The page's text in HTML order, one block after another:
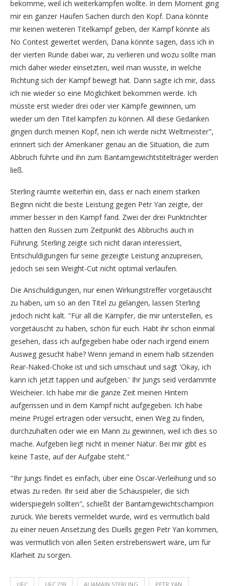
bekomme, weil ich weiterkämpfen wollte. In dem Moment ging
mir ein ganzer Haufen Sachen durch den Kopf. Dana könnte
mir keinen weiteren Titelkampf geben, der Kampf könnte als
No Contest gewertet werden, Dana könnte sagen, dass ich in
der vierten Runde dabei war, zu verlieren und wozu sollte man
mich daher wieder einsetzten, weil man wusste, in welche
Richtung sich der Kampf bewegt hat. Dann sagte ich mir, dass
ich nie wieder so eine Möglichkeit bekommen werde. Ich
müsste erst wieder drei oder vier Kämpfe gewinnen, um
wieder um den Titel kämpfen zu können. All diese Gedanken
gingen durch meinen Kopf, nein ich werde nicht Weltmeister",
erinnert sich der Amerikaner genau an die Situation, die zum
Abbruch führte und ihn zum Bantamgewichtstitelträger werden
ließ.
Sterling räumte weiterhin ein, dass er nach einem starken
Beginn nicht die beste Leistung gegen Petr Yan zeigte, der
immer besser in den Kampf fand. Zwei der drei Punktrichter
hatten den Russen zum Zeitpunkt des Abbruchs auch in
Führung. Sterling zeigte sich nicht daran interessiert,
Entschuldigungen für seine gezeigte Leistung anzupreisen,
jedoch sei sein Weight-Cut nicht optimal verlaufen.
Die Anschuldigungen, nur einen Wirkungstreffer vorgetäuscht
zu haben, um so an den Titel zu gelangen, lassen Sterling
jedoch nicht kalt. "Für all die Kämpfer, die mir unterstellen, es
vorgetäuscht zu haben, schön für euch. Habt ihr schon einmal
gesehen, dass ich aufgegeben habe oder nach irgend einem
Ausweg gesucht habe? Wenn jemand in einem halb sitzenden
Rear-Naked-Choke ist und sich umschaut und sagt 'Okay, ich
kann ich jetzt tappen und aufgeben.' Ihr Jungs seid verdammte
Weicheier. Ich habe mir die ganze Zeit meinen Hintern
aufgerissen und in dem Kampf nicht aufgegeben. Ich habe
meine Prügel ertragen oder versucht, einen Weg zu finden,
durchzuhalten oder wie ein Mann zu gewinnen, weil ich dies so
mache. Aufgeben liegt nicht in meiner Natur. Bei mir gibt es
keine Taste, auf der Aufgabe steht."
"Ihr Jungs findet es einfach, über eine Oscar-Verleihung und so
etwas zu reden. Ihr seid aber die Schauspieler, die sich
widerspiegeln sollten", schießt der Bantamgewichtschampion
zurück. Wie bereits vermeldet wurde, wird es vermutlich bald
zu einer neuen Ansetzung des Duells gegen Petr Yan kommen,
was vermutlich von allen Seiten erstrebenswert wäre, um für
Klarheit zu sorgen.
UFC UFC 259 ALJAMAIN STERLING PETR YAN